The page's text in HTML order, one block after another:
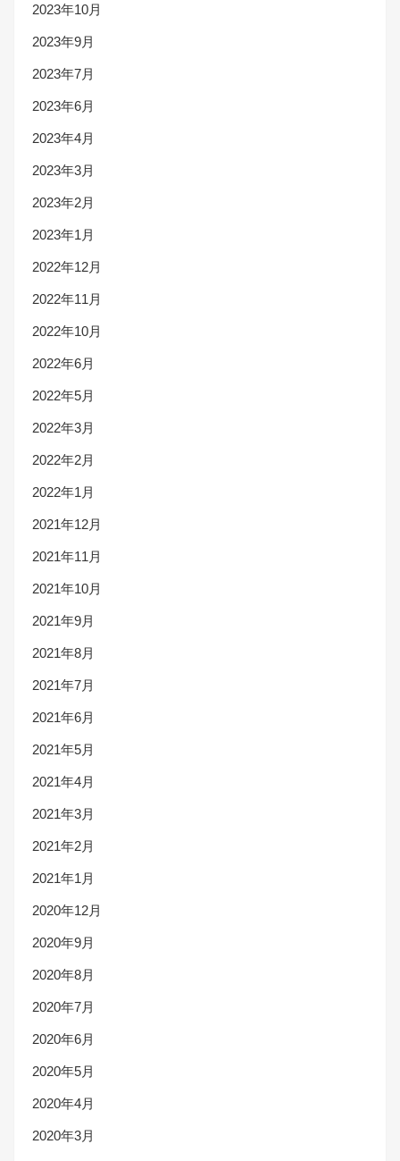
2023年10月
2023年9月
2023年7月
2023年6月
2023年4月
2023年3月
2023年2月
2023年1月
2022年12月
2022年11月
2022年10月
2022年6月
2022年5月
2022年3月
2022年2月
2022年1月
2021年12月
2021年11月
2021年10月
2021年9月
2021年8月
2021年7月
2021年6月
2021年5月
2021年4月
2021年3月
2021年2月
2021年1月
2020年12月
2020年9月
2020年8月
2020年7月
2020年6月
2020年5月
2020年4月
2020年3月